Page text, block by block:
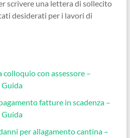
scrivere una lettera di sollecito
desiderati per i lavori di
con assessore –
Guida
fatture in scadenza –
Guida
per allagamento cantina –